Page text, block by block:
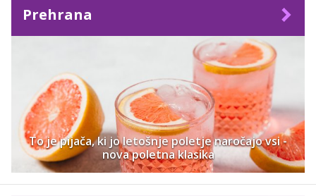
Prehrana
To je pijača, ki jo letošnje poletje naročajo vsi -
nova poletna klasika